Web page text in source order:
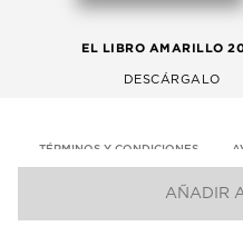
AÑADIR
EL LIBRO AMARILLO
DESCÁRGALO
TÉRMINOS Y CONDICIONES